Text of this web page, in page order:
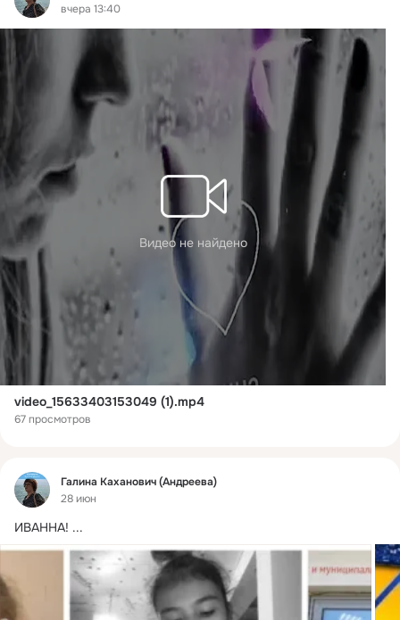
вчера 13:40
Видео не найдено
video_15633403153049 (1).mp4
67 просмотров
Фид
Галина Каханович (Андреева)
28 июн
ИВАННА! ...